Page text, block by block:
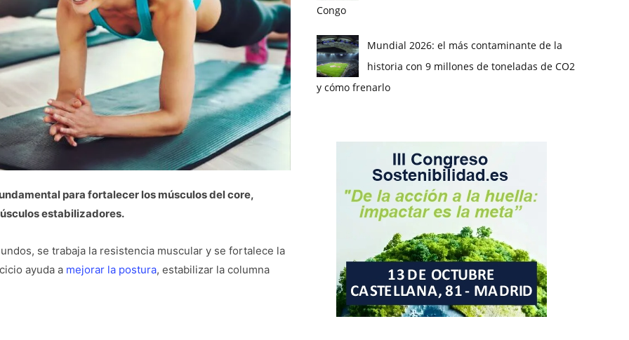
para fortalecer los músculos del core,
estabilizadores.
se trabaja la resistencia muscular y se fortalece la
ayuda a mejorar la postura, estabilizar la columna
Congo
Mundial 2026: el más contaminante de la
historia con 9 millones de toneladas de CO2
y cómo frenarlo